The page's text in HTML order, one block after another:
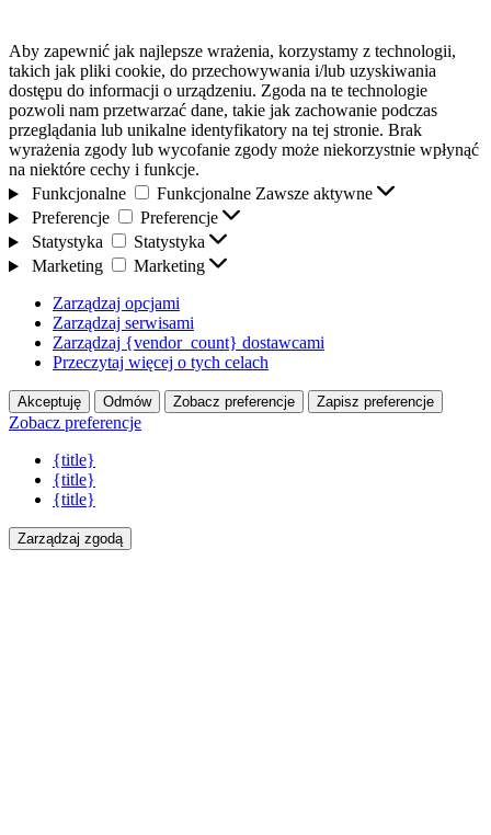
Aby zapewnić jak najlepsze wrażenia, korzystamy z technologii,
takich jak pliki cookie, do przechowywania i/lub uzyskiwania
dostępu do informacji o urządzeniu. Zgoda na te technologie
pozwoli nam przetwarzać dane, takie jak zachowanie podczas
przeglądania lub unikalne identyfikatory na tej stronie. Brak
wyrażenia zgody lub wycofanie zgody może niekorzystnie wpłynąć
na niektóre cechy i funkcje.
Funkcjonalne
Funkcjonalne Zawsze aktywne
Preferencje
Preferencje
Statystyka
Statystyka
Marketing
Marketing
Zarządzaj opcjami
Zarządzaj serwisami
Zarządzaj {vendor_count} dostawcami
Przeczytaj więcej o tych celach
Akceptuję Odmów Zobacz preferencje Zapisz preferencje
Zobacz preferencje
{title}
{title}
{title}
Zarządzaj zgodą